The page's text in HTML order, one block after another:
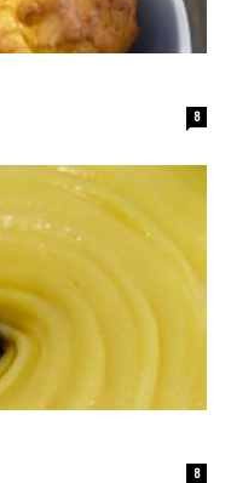
8
8